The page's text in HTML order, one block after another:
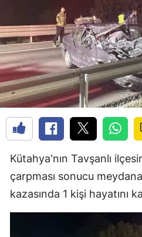
Kütahya'nın Tavşanlı
çarpması sonucu
kazasında 1 kişi hayatını